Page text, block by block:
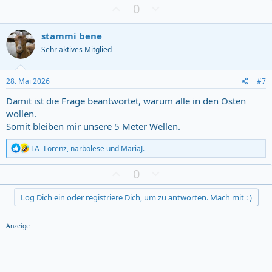
t
i
o
n
s
:
u
m
u
n
0
o
o
e
stammi bene
Sehr aktives Mitglied
28. Mai 2026 #7
Damit ist die Frage beantwortet, warum alle in den Osten
wollen.
Somit bleiben mir unsere 5 Meter Wellen.
R
e
a
t
i
o
LA -Lorenz, narbolese und MariaJ.
u
s
t
0
o
w
n
Log Dich ein oder registriere Dich, um zu antworten. Mach mit : )
Anzeige